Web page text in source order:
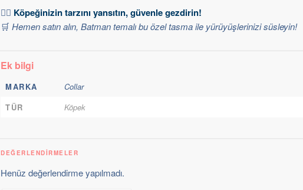
🐕‍🦺 Köpeğinizin tarzını yansıtın, güvenle gezdirin!
🛒Hemen satın alın, Batman temalı bu özel tasma ile yürüyüşlerinizi süsleyin!
Ek bilgi
MARKA
Collar
TÜR
Köpek
DEĞERLENDIRMELER
Henüz değerlendirme yapılmadı.